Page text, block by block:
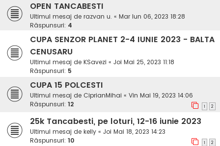
OPEN TANCABESTI
Ultimul mesaj de razvan u. « Mar Iun 06, 2023 18:28
Răspunsuri: 4
CUPA SENZOR PLANET 2-4 IUNIE 2023 - BALTA
CENUSARU
Ultimul mesaj de KSavezi « Joi Mai 25, 2023 11:18
Răspunsuri: 5
CUPA 15 POLCESTI
Ultimul mesaj de CiprianMihai « Vin Mai 19, 2023 14:06
Răspunsuri: 12 1 2
25k Tancabesti, pe loturi, 12-16 iunie 2023
Ultimul mesaj de kelly « Joi Mai 18, 2023 14:23
Răspunsuri: 10 1 2